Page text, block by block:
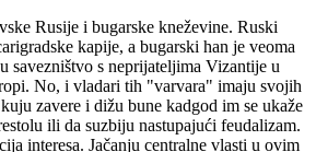
Rusije i bugarske kneževine. Ruski
kapije, a bugarski han je veoma
savezništvo s neprijateljima Vizantije u
No, i vladari tih "varvara" imaju svojih
zavere i dižu bune kadgod im se ukaže
ili da suzbiju nastupajući feudalizam.
interesa. Jačanju centralne vlasti u ovim